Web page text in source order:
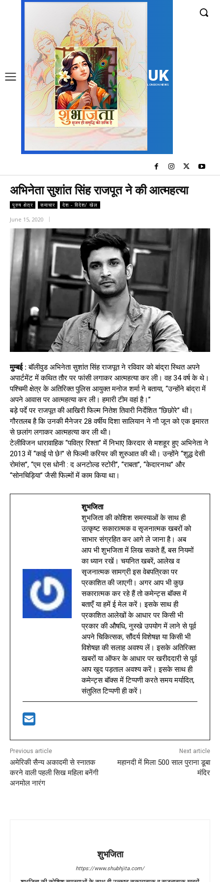
UK
LONDON NEWS
अभिनेता सुशांत सिंह राजपूत ने की आत्महत्या
पुरुष क्षेत्र समाचार देश - विदेश/ खेल
June 15, 2020
मुम्बई : बॉलीवुड अभिनेता सुशांत सिंह राजपूत ने रविवार को बांद्रा स्थित अपने
अपार्टमेंट में कथित तौर पर फांसी लगाकर आत्महत्या कर ली। वह 34 वर्ष के थे।
पश्चिमी क्षेत्र के अतिरिक्त पुलिस आयुक्त मनोज शर्मा ने बताया, ‘‘उन्होंने बांद्रा में
अपने आवास पर आत्महत्या कर ली। हमारी टीम वहां है।’’
बड़े पर्दे पर राजपूत की आखिरी फिल्म नितेश तिवारी निर्देशित ‘‘छिछोरे’’ थी।
गौरतलब है कि उनकी मैनेजर 28 वर्षीय दिशा सालियान ने नौ जून को एक इमारत
से छलांग लगाकर आत्महत्या कर ली थी।
टेलीविजन धारावाहिक ‘‘पवित्र रिश्ता’’ में निभाए किरदार से मशहूर हुए अभिनेता ने
2013 में ‘‘काई पो छे!’’ से फिल्मी करियर की शुरुआत की थी। उन्होंने ‘‘शुद्ध देसी
रोमांस’’, ‘‘एम एस धोनी : द अनटोल्ड स्टोरी’’, ‘‘राबता’’, ‘‘केदारनाथ’’ और
‘‘सोनचिड़िया’’ जैसी फिल्मों में काम किया था।
शुभजिता
शुभजिता की कोशिश समस्याओं के साथ ही
उत्कृष्ट सकारात्मक व सृजनात्मक खबरों को
साभार संग्रहित कर आगे ले जाना है। अब
आप भी शुभजिता में लिख सकते हैं, बस नियमों
का ध्यान रखें। चयनित खबरें, आलेख व
सृजनात्मक सामग्री इस वेबपत्रिका पर
प्रकाशित की जाएगी। अगर आप भी कुछ
सकारात्मक कर रहे हैं तो कमेन्ट्स बॉक्स में
बताएँ या हमें ई मेल करें। इसके साथ ही
प्रकाशित आलेखों के आधार पर किसी भी
प्रकार की औषधि, नुस्खे उपयोग में लाने से पूर्व
अपने चिकित्सक, सौंदर्य विशेषज्ञ या किसी भी
विशेषज्ञ की सलाह अवश्य लें। इसके अतिरिक्त
खबरों या ऑफर के आधार पर खरीददारी से पूर्व
आप खुद पड़ताल अवश्य करें। इसके साथ ही
कमेन्ट्स बॉक्स में टिप्पणी करते समय मर्यादित,
संतुलित टिप्पणी ही करें।
Previous article
अमेरिकी सैन्य अकादमी से स्नातक
करने वाली पहली सिख महिला बनेंगी
अनमोल नारंग
Next article
महानदी में मिला 500 साल पुराना डूबा
मंदिर
शुभजिता
https://www.shubhjita.com/